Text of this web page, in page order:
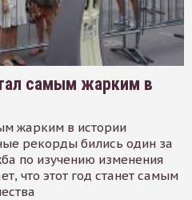
самым жарким в
жарким в истории
рекорды бились один за
по изучению изменения
что этот год станет самым